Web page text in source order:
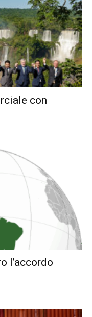
con
l’accordo